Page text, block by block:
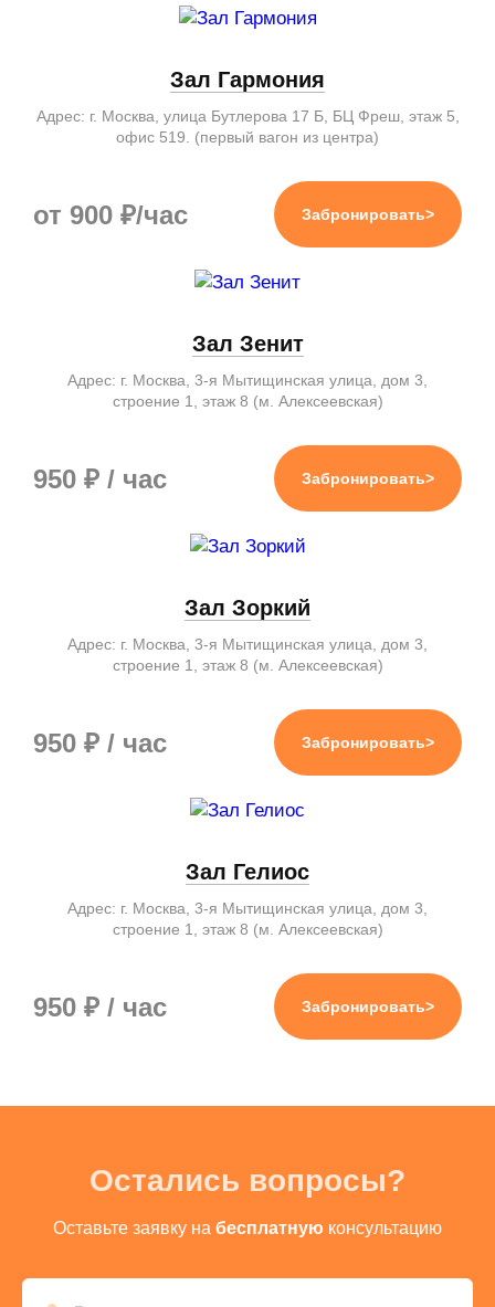
Зал Гармония
Адрес: г. Москва, улица Бутлерова 17 Б, БЦ Фреш, этаж 5,
офис 519. (первый вагон из центра)
от 900 ₽/час Забронировать>
Зал Зенит
Адрес: г. Москва, 3-я Мытищинская улица, дом 3,
строение 1, этаж 8 (м. Алексеевская)
950 ₽ / час Забронировать>
Зал Зоркий
Адрес: г. Москва, 3-я Мытищинская улица, дом 3,
строение 1, этаж 8 (м. Алексеевская)
950 ₽ / час Забронировать>
Зал Гелиос
Адрес: г. Москва, 3-я Мытищинская улица, дом 3,
строение 1, этаж 8 (м. Алексеевская)
950 ₽ / час Забронировать>
Остались вопросы?
Оставьте заявку на бесплатную консультацию